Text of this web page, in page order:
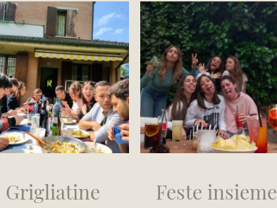
Grigliatine
Feste insieme